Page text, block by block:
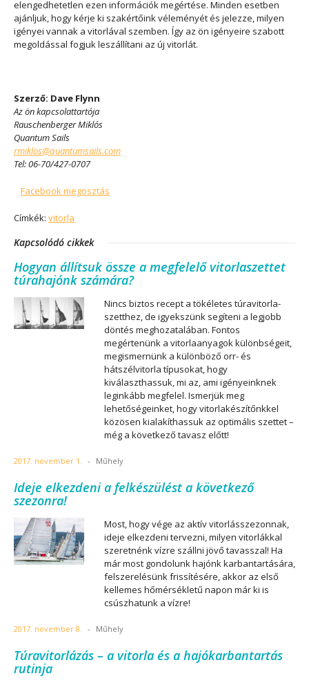
elengedhetetlen ezen információk megértése. Minden esetben
ajánljuk, hogy kérje ki szakértőink véleményét és jelezze, milyen
igényei vannak a vitorlával szemben. Így az ön igényeire szabott
megoldással fogjuk leszállítani az új vitorlát.
Szerző: Dave Flynn
Az ön kapcsolattartója
Rauschenberger Miklós
Quantum Sails
rmiklos@quantumsails.com
Tel: 06-70/427-0707
Facebook megosztás
Címkék: vitorla
Kapcsolódó cikkek
Hogyan állítsuk össze a megfelelő vitorlaszettet
túrahajónk számára?
Nincs biztos recept a tökéletes túravitorla-
szetthez, de igyekszünk segíteni a legjobb
döntés meghozatalában. Fontos
megértenünk a vitorlaanyagok különbségeit,
megismernünk a különböző orr- és
hátszélvitorla típusokat, hogy
kiválaszthassuk, mi az, ami igényeinknek
leginkább megfelel. Ismerjük meg
lehetőségeinket, hogy vitorlakészítőnkkel
közösen kialakíthassuk az optimális szettet –
még a következő tavasz előtt!
2017. november 1. - Műhely
Ideje elkezdeni a felkészülést a következő
szezonra!
Most, hogy vége az aktív vitorlásszezonnak,
ideje elkezdeni tervezni, milyen vitorlákkal
szeretnénk vízre szállni jövő tavasszal! Ha
már most gondolunk hajónk karbantartására,
felszerelésünk frissítésére, akkor az első
kellemes hőmérsékletű napon már ki is
csúszhatunk a vízre!
2017. november 8. - Műhely
Túravitorlázás – a vitorla és a hajókarbantartás
rutinja